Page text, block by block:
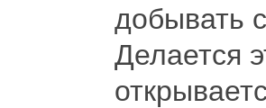
добывать
Делается